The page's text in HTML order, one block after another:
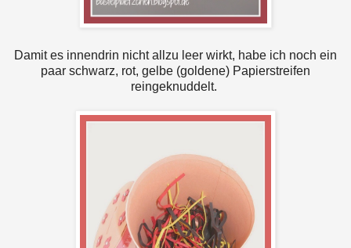
Damit es innendrin nicht allzu leer wirkt, habe ich noch ein
paar schwarz, rot, gelbe (goldene) Papierstreifen
reingeknuddelt.